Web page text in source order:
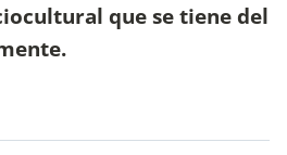
que se tiene del